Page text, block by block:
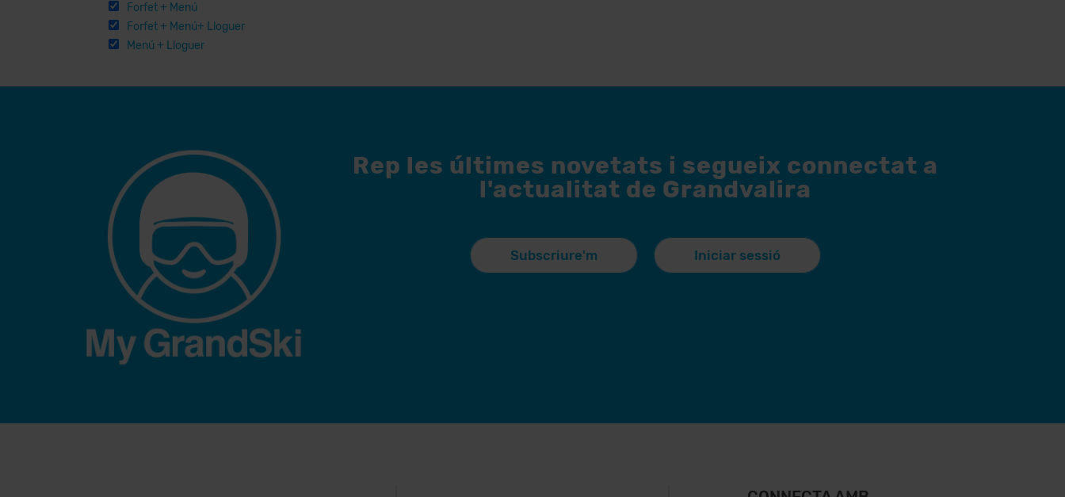
Forfet + Menú
Forfet + Menú+ Lloguer
Menú + Lloguer
Rep les últimes novetats i segueix connectat a
l'actualitat de Grandvalira
Subscriure'm Iniciar sessió